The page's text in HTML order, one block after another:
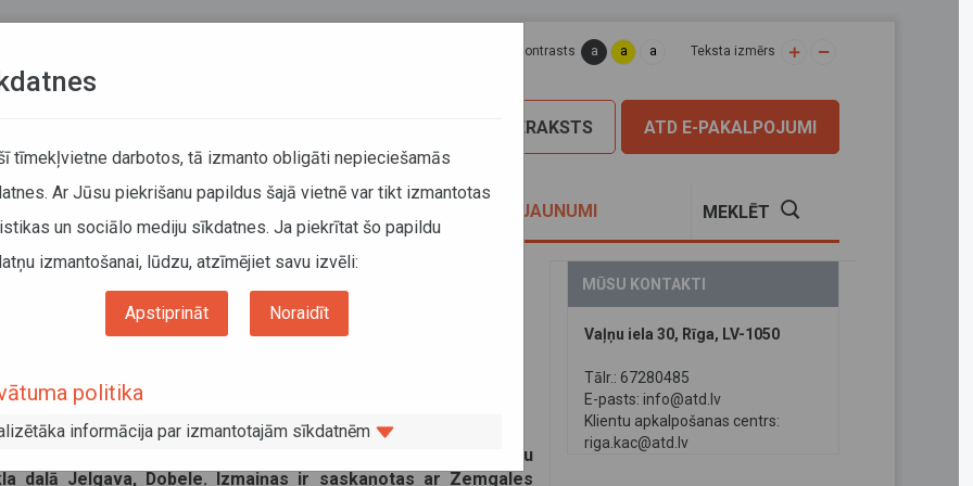
Lapas kontrasts a a a Teksta izmērs
ATD E-PAKALPOJUMI
PIERAKSTS
JAUNUMI MEKLĒT
autobusu reisos reģionālo autobusu maršrutu tīkla daļā Jelgava, Dobele
autobusu reisos reģionālo
Jelgava, Dobele
no šī gada 1. jūnija būs izmaiņas vairākos autobusu
daļā Jelgava, Dobele. Izmaiņas ir saskaņotas ar Zemgales
MŪSU KONTAKTI
Vaļņu iela 30, Rīga, LV-1050
Tālr.: 67280485
E-pasts: info@atd.lv
Klientu apkalpošanas centrs:
riga.kac@atd.lv
tīmekļvietne darbotos, tā izmanto obligāti nepieciešamās
Ar Jūsu piekrišanu papildus šajā vietnē var tikt izmantotas
un sociālo mediju sīkdatnes. Ja piekrītat šo papildu
izmantošanai, lūdzu, atzīmējiet savu izvēli:
Apstiprināt Noraidīt
politika
informācija par izmantotajām sīkdatnēm